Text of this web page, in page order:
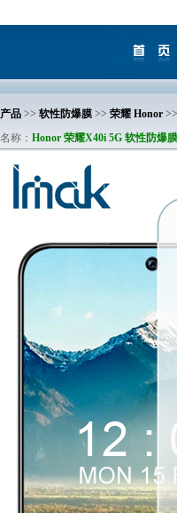
产品 >> 软性防爆膜 >> 荣耀 Honor >>
名称： Honor 荣耀X40i 5G 软性防爆